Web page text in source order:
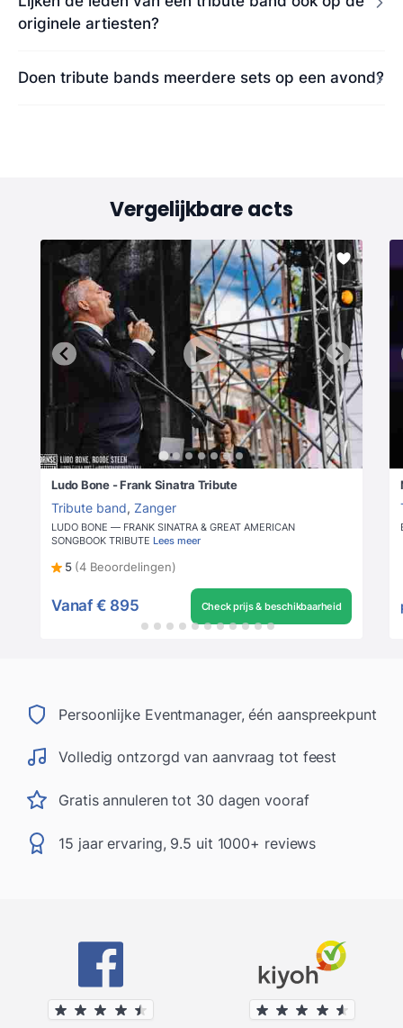
originele artiesten?
Doen tribute bands meerdere sets op een avond?
Vergelijkbare acts
Ludo Bone - Frank Sinatra Tribute
Tribute band, Zanger
LUDO BONE — FRANK SINATRA & GREAT AMERICAN
SONGBOOK TRIBUTE Lees meer
5 (4 Beoordelingen)
Vanaf € 895 Check prijs & beschikbaarheid
Persoonlijke Eventmanager, één aanspreekpunt
Volledig ontzorgd van aanvraag tot feest
Gratis annuleren tot 30 dagen vooraf
15 jaar ervaring, 9.5 uit 1000+ reviews